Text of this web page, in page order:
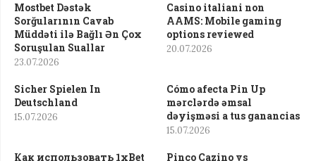
Mostbet Dəstək
Sorğularının Cavab
Müddəti ilə Bağlı Ən Çox
Soruşulan Suallar
23.07.2026
Casino italiani non
AAMS: Mobile gaming
options reviewed
20.07.2026
Sicher Spielen In
Deutschland
15.07.2026
Cómo afecta Pin Up
mərclərdə əmsal
dəyişməsi a tus ganancias
15.07.2026
Как использовать 1xBet Pinco Cazino vs